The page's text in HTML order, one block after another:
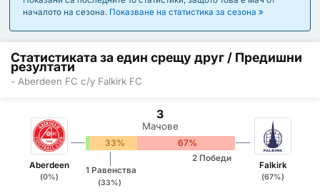
началото на сезона. Показване на статистика за сезона
Статистиката за един срещу друг / Предишни
резултати
- Aberdeen FC с/у Falkirk FC
Aberdeen
(0%)
3
Мачове
33% 67%
1 Равенства
(33%)
2 Победи
Falkirk
(67%)